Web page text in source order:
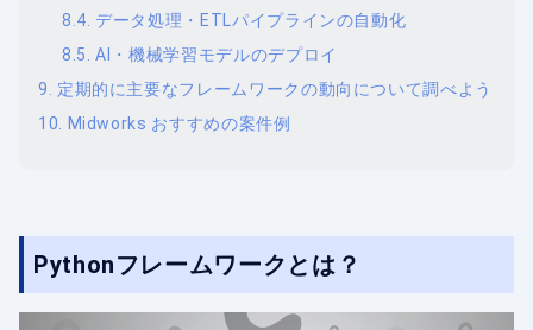
データ処理・ETLパイプラインの自動化
AI・機械学習モデルのデプロイ
定期的に主要なフレームワークの動向について調べよう
Midworks おすすめの案件例
Pythonフレームワークとは？